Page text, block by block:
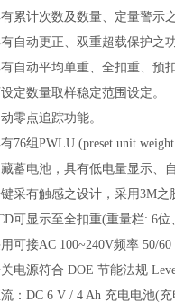
有累计次数及数量、定量警示
有自动更正、双重超载保护之功
有自动平均单重、全扣重、预
设定数量取样稳定范围设定。
零点追踪功能。
76组PWLU (preset unit
藏蓄电池，具有低电量显示、
键采有触感之设计，采用3M之
可显示至全扣重(重量栏: 6位
用可接AC 100~240V频率 50/
关电源符合 DOE 节能法规
： DC 6 V / 4 Ah 充电电池(充